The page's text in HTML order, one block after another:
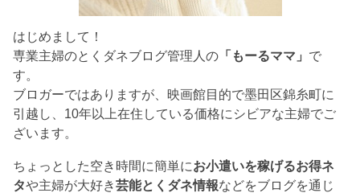
はじめまして！
専業主婦のとくダネブログ管理人の 「もーるママ」 で
す。
ブロガーではありますが、映画館目的で墨田区錦糸町に
引越し、10年以上在住している価格にシビアな主婦でご
ざいます。
ちょっとした空き時間に簡単にお小遣いを稼げるお得ネ
タや主婦が大好き芸能とくダネ情報などをブログを通じ